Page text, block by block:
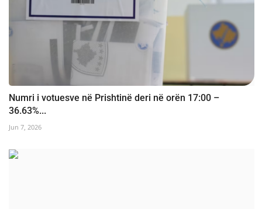
Numri i votuesve në Prishtinë deri në orën 17:00 –
36.63%...
Jun 7, 2026